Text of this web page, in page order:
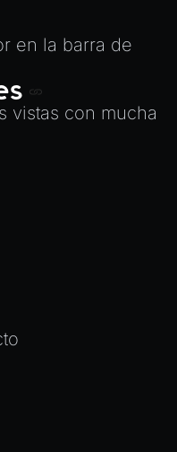
en la barra de
vistas con mucha
Mesh as OBJ file